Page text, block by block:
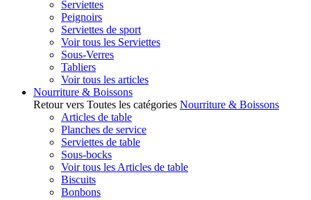
Serviettes
Peignoirs
Serviettes de sport
Voir tous les Serviettes
Sous-Verres
Tabliers
Voir tous les articles
Nourriture & Boissons
Retour vers Toutes les catégories Nourriture & Boissons
Articles de table
Planches de service
Serviettes de table
Sous-bocks
Voir tous les Articles de table
Biscuits
Bonbons